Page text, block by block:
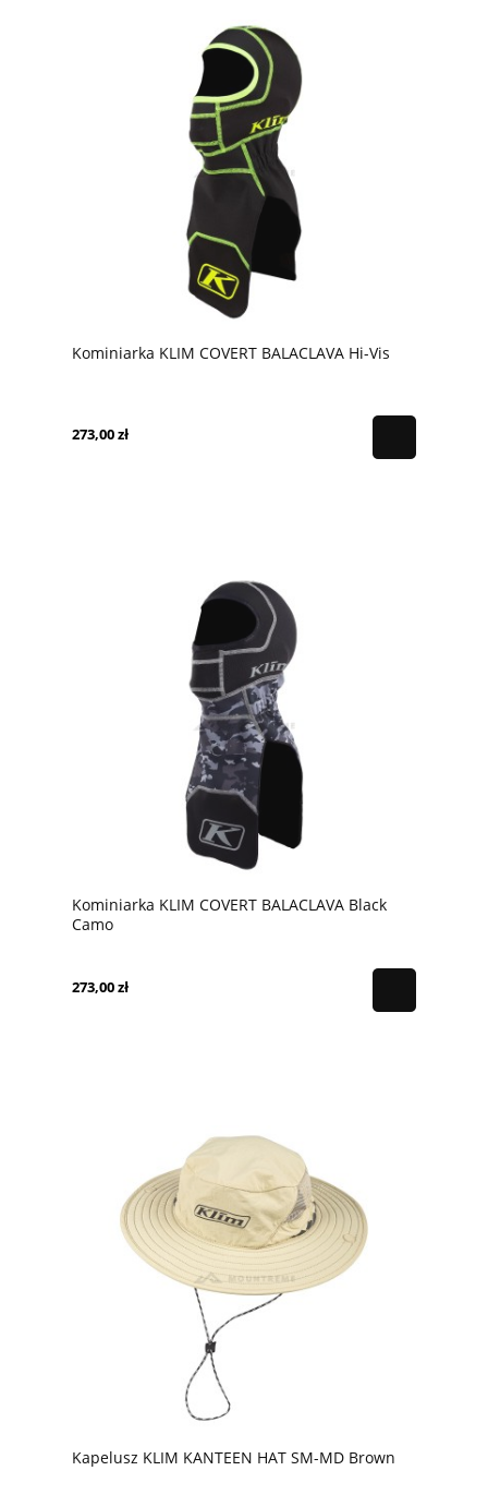
Kominiarka KLIM COVERT BALACLAVA Hi-Vis
273,00 zł
Kominiarka KLIM COVERT BALACLAVA Black
Camo
273,00 zł
Kapelusz KLIM KANTEEN HAT SM-MD Brown